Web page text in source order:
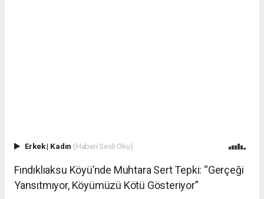
Erkek| Kadın (Haberi Sesli Oku)
Fındıklıaksu Köyü’nde Muhtara Sert Tepki: “Gerçeği
Yansıtmıyor, Köyümüzü Kötü Gösteriyor”